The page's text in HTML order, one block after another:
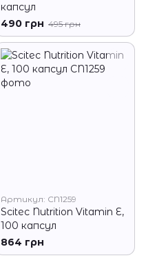
капсул
490 грн 495 грн
Артикул: CN1259
Scitec Nutrition Vitamin E,
100 капсул
864 грн